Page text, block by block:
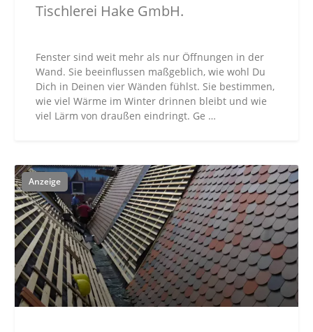
Tischlerei Hake GmbH.
Fenster sind weit mehr als nur Öffnungen in der
Wand. Sie beeinflussen maßgeblich, wie wohl Du
Dich in Deinen vier Wänden fühlst. Sie bestimmen,
wie viel Wärme im Winter drinnen bleibt und wie
viel Lärm von draußen eindringt. Ge …